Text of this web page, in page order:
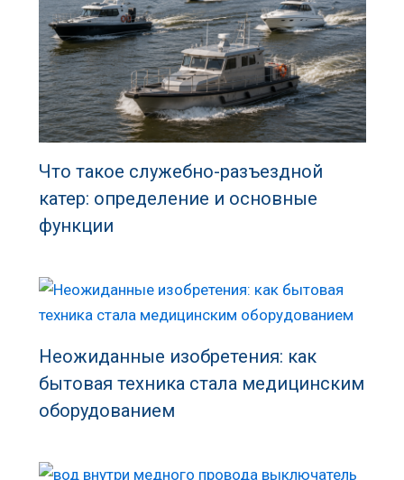
Что такое служебно-разъездной
катер: определение и основные
функции
Неожиданные изобретения: как
бытовая техника стала медицинским
оборудованием